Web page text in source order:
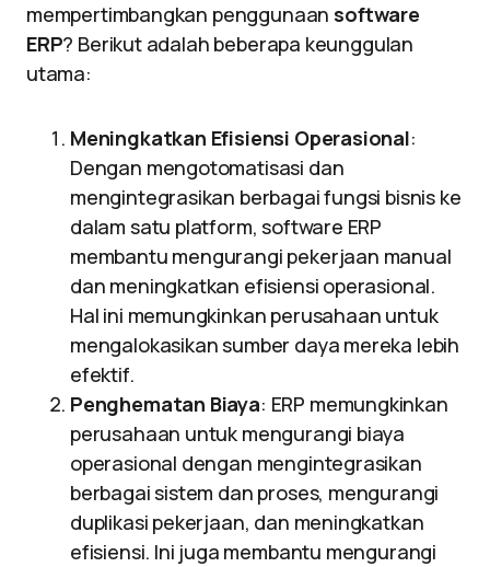
mempertimbangkan penggunaan software
ERP? Berikut adalah beberapa keunggulan
utama:
Meningkatkan Efisiensi Operasional:
Dengan mengotomatisasi dan
mengintegrasikan berbagai fungsi bisnis ke
dalam satu platform, software ERP
membantu mengurangi pekerjaan manual
dan meningkatkan efisiensi operasional.
Hal ini memungkinkan perusahaan untuk
mengalokasikan sumber daya mereka lebih
efektif.
Penghematan Biaya: ERP memungkinkan
perusahaan untuk mengurangi biaya
operasional dengan mengintegrasikan
berbagai sistem dan proses, mengurangi
duplikasi pekerjaan, dan meningkatkan
efisiensi. Ini juga membantu mengurangi